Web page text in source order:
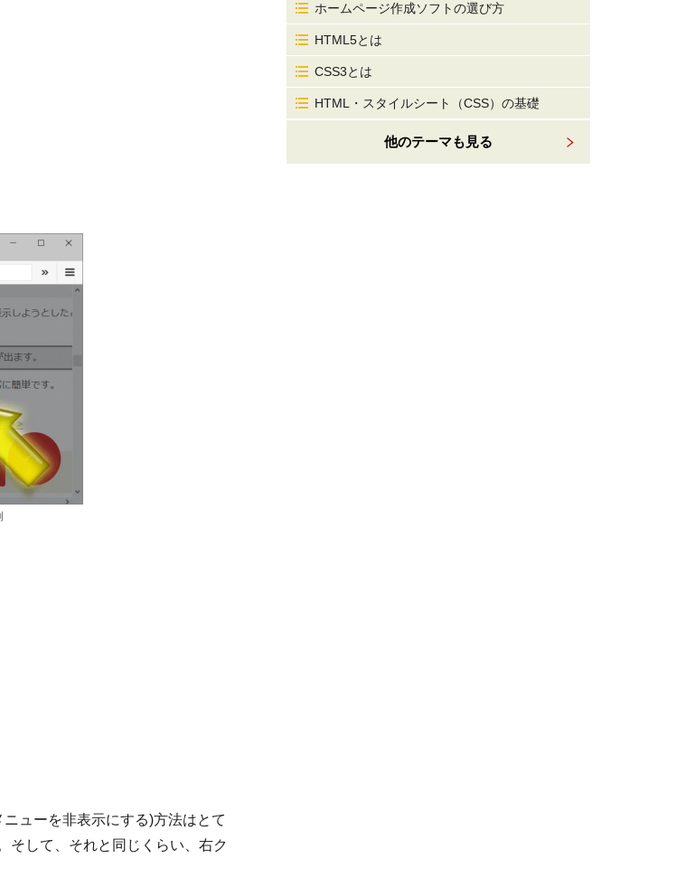
ューを非表示にする)方法はとて
そして、それと同じくらい、右ク
ホームページ作成ソフトの選び方
HTML5とは
CSS3とは
HTML・スタイルシート（CSS）の基礎
他のテーマも見る